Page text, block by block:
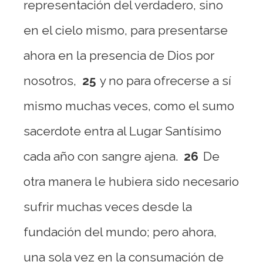
representación del verdadero, sino
en el cielo mismo, para presentarse
ahora en la presencia de Dios por
nosotros, 25 y no para ofrecerse a sí
mismo muchas veces, como el sumo
sacerdote entra al Lugar Santísimo
cada año con sangre ajena. 26 De
otra manera le hubiera sido necesario
sufrir muchas veces desde la
fundación del mundo; pero ahora,
una sola vez en la consumación de